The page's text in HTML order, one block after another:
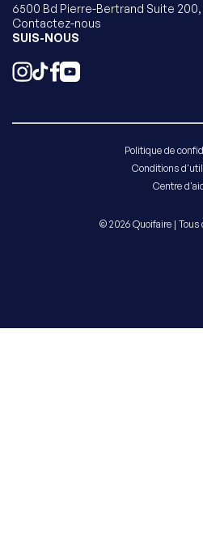
6500 Bd Pierre-Bertrand Suite
Contactez-nous
SUIS-NOUS
Politique de
Conditions
Centre
© 2026 Quoifaire | Tous